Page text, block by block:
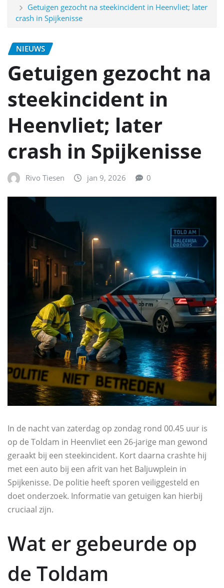
Getuigen gezocht na steekincident in Heenvliet; later
crash in Spijkenisse
NIEUWS
Getuigen gezocht na
steekincident in
Heenvliet; later
crash in Spijkenisse
Rivo Tiesen jan 9, 2026 0
In de nacht van zaterdag op zondag rond 00.45 uur is
op de Toldam in Heenvliet een 26-jarige man gewond
geraakt bij een steekincident. Kort daarna crashte hij
met een auto bij een afrit van het Baljuwplein in
Spijkenisse. De politie heeft sporen veiliggesteld en
doet onderzoek. Informatie van getuigen kan hierbij
cruciaal zijn.
Wat er gebeurde op
de Toldam